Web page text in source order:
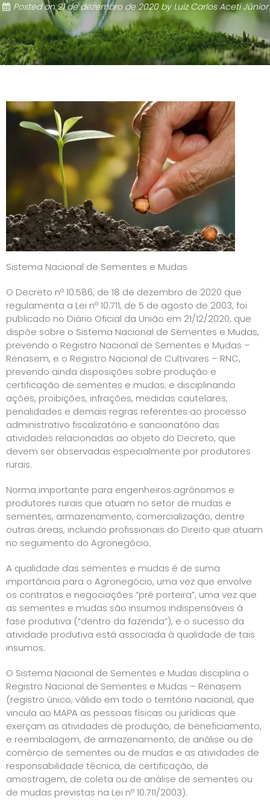
Posted on21 de dezembro de 2020by Luiz Carlos Aceti Júnior
Sistema Nacional de Sementes e Mudas
O Decreto nº 10.586, de 18 de dezembro de 2020 que
regulamenta a Lei nº 10.711, de 5 de agosto de 2003, foi
publicado no Diário Oficial da União em 21/12/2020, que
dispõe sobre o Sistema Nacional de Sementes e Mudas,
prevendo o Registro Nacional de Sementes e Mudas –
Renasem, e o Registro Nacional de Cultivares – RNC,
prevendo ainda disposições sobre produção e
certificação de sementes e mudas; e disciplinando
ações, proibições, infrações, medidas cautelares,
penalidades e demais regras referentes ao processo
administrativo fiscalizatório e sancionatório das
atividades relacionadas ao objeto do Decreto, que
devem ser observadas especialmente por produtores
rurais.
Norma importante para engenheiros agrônomos e
produtores rurais que atuam no setor de mudas e
sementes, armazenamento, comercialização, dentre
outras áreas, incluindo profissionais do Direito que atuam
no seguimento do Agronegócio.
A qualidade das sementes e mudas é de suma
importância para o Agronegócio, uma vez que envolve
os contratos e negociações “pré porteira”, uma vez que
as sementes e mudas são insumos indispensáveis à
fase produtiva (“dentro da fazenda”), e o sucesso da
atividade produtiva está associada à qualidade de tais
insumos.
O Sistema Nacional de Sementes e Mudas disciplina o
Registro Nacional de Sementes e Mudas – Renasem
(registro único, válido em todo o território nacional, que
vincula ao MAPA as pessoas físicas ou jurídicas que
exerçam as atividades de produção, de beneficiamento,
e reembalagem, de armazenamento, de análise ou de
comércio de sementes ou de mudas e as atividades de
responsabilidade técnica, de certificação, de
amostragem, de coleta ou de análise de sementes ou
de mudas previstas na Lei nº 10.711/2003).